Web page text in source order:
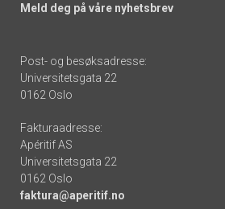
Meld deg på våre nyhetsbrev
Post- og besøksadresse:
Universitetsgata 22
0162 Oslo
Fakturaadresse:
Apéritif AS
Universitetsgata 22
0162 Oslo
faktura@aperitif.no